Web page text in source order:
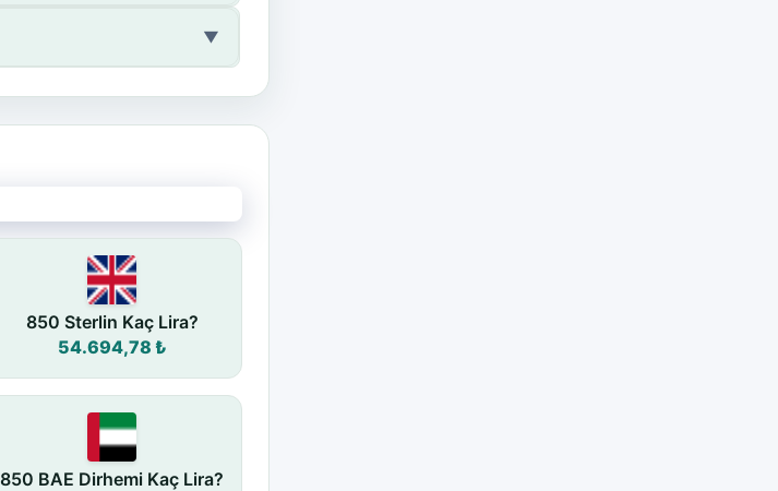
▼
850 Sterlin Kaç Lira?
54.694,78 ₺
850 BAE Dirhemi Kaç Lira?